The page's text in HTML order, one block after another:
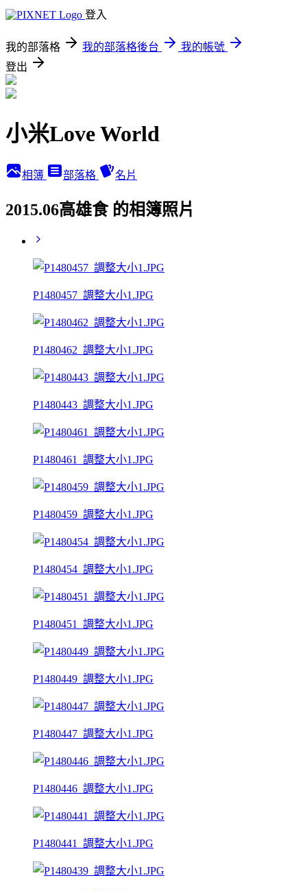
登入
我的部落格 我的部落格後台
我的帳號
登出
小米Love World
相簿 部落格 名片
2015.06高雄食 的相簿照片
P1480457_調整大小1.JPG
P1480462_調整大小1.JPG
P1480443_調整大小1.JPG
P1480461_調整大小1.JPG
P1480459_調整大小1.JPG
P1480454_調整大小1.JPG
P1480451_調整大小1.JPG
P1480449_調整大小1.JPG
P1480447_調整大小1.JPG
P1480446_調整大小1.JPG
P1480441_調整大小1.JPG